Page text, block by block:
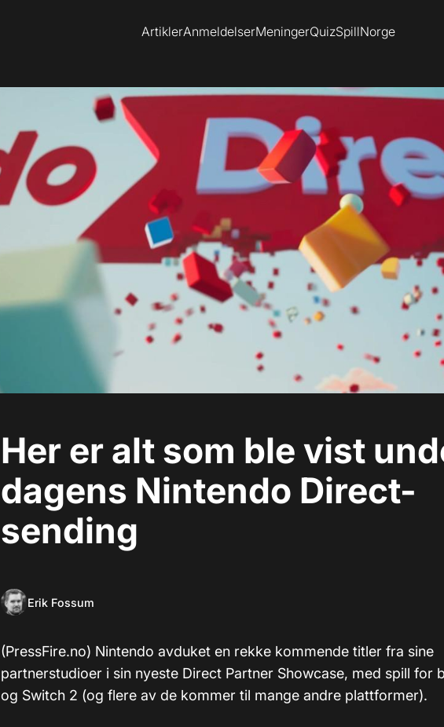
ArtiklerAnmeldelserMeningerQuizSpillNorge
Her er alt som ble vist
dagens Nintendo Direct-
sending
Erik Fossum
(PressFire.no) Nintendo avduket en rekke kommende titler fra sine
partnerstudioer i sin nyeste Direct Partner Showcase, med spill for
og Switch 2 (og flere av de kommer til mange andre plattformer).